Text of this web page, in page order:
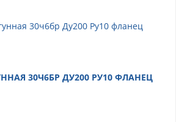
30Ч6БР ДУ200 РУ10 ФЛАНЕЦ